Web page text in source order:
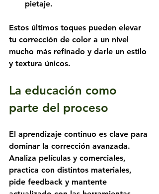
pietaje.
Estos últimos toques pueden elevar
tu corrección de color a un nivel
mucho más refinado y darle un estilo
y textura únicos.
La educación como
parte del proceso
El aprendizaje continuo es clave para
dominar la corrección avanzada.
Analiza películas y comerciales,
practica con distintos materiales,
pide feedback y mantente